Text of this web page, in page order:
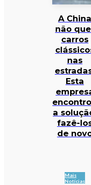
A China
não
carros
nas
Esta
a
fazê-
de
Mais
Notícias